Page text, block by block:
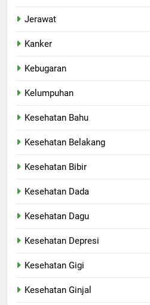
Jerawat
Kanker
Kebugaran
Kelumpuhan
Kesehatan Bahu
Kesehatan Belakang
Kesehatan Bibir
Kesehatan Dada
Kesehatan Dagu
Kesehatan Depresi
Kesehatan Gigi
Kesehatan Ginjal